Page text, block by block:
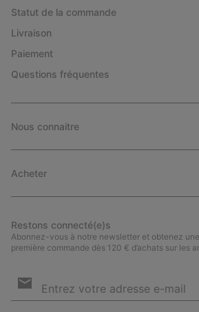
Statut de la commande
Livraison
Paiement
Questions fréquentes
Nous connaitre
Acheter
Restons connecté(e)s
Abonnez-vous à notre newsletter et obtenez
première commande dès 120 € d’achats sur les
par